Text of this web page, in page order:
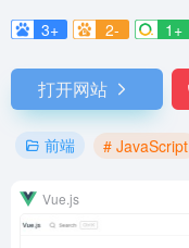
3+
2- 1+
打开网站
前端 # JavaScript
Vue.js